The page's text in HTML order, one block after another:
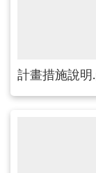
計畫措施說明